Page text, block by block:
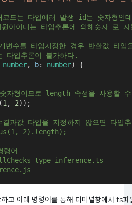
코드는 타입에러 발생 id는 숫자형인
아이디는 타입추론에 의해숫자
변수를 타입지정한 경우 반환값 타입
타입추론이 불가하다.
number, b: number) {
자형이므로 length 속성을 사용할
(1 , 2));
과값 타입을 지정하지 않으면 타입
2).length);
어
type-inference.ts
고 아래 명령어를 통해 터미널창에서 ts